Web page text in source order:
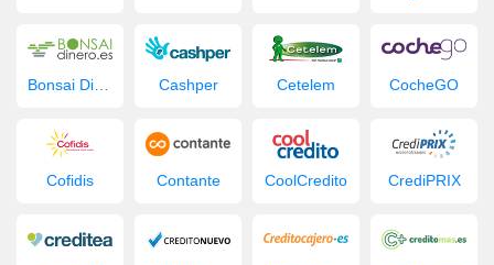
Bonsai Dinero Cashper Cetelem CocheGO
Cofidis Contante CoolCredito CrediPRIX